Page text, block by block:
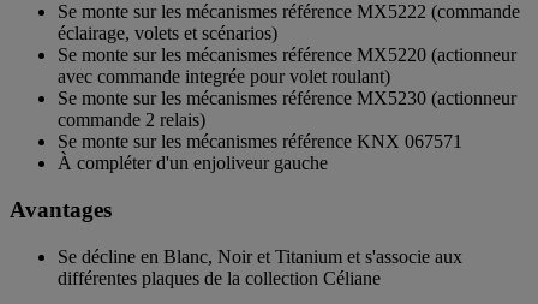
Se monte sur les mécanismes référence MX5222 (commande
éclairage, volets et scénarios)
Se monte sur les mécanismes référence MX5220 (actionneur
avec commande integrée pour volet roulant)
Se monte sur les mécanismes référence MX5230 (actionneur
commande 2 relais)
Se monte sur les mécanismes référence KNX 067571
À compléter d'un enjoliveur gauche
Avantages
Se décline en Blanc, Noir et Titanium et s'associe aux
différentes plaques de la collection Céliane